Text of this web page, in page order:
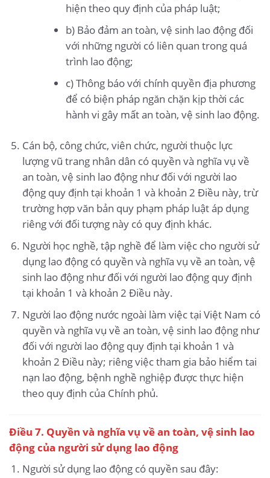
hiện theo quy định của pháp luật;
b) Bảo đảm an toàn, vệ sinh lao động đối
với những người có liên quan trong quá
trình lao động;
c) Thông báo với chính quyền địa phương
để có biện pháp ngăn chặn kịp thời các
hành vi gây mất an toàn, vệ sinh lao động.
Cán bộ, công chức, viên chức, người thuộc lực
lượng vũ trang nhân dân có quyền và nghĩa vụ về
an toàn, vệ sinh lao động như đối với người lao
động quy định tại khoản 1 và khoản 2 Điều này, trừ
trường hợp văn bản quy phạm pháp luật áp dụng
riêng với đối tượng này có quy định khác.
Người học nghề, tập nghề để làm việc cho người sử
dụng lao động có quyền và nghĩa vụ về an toàn, vệ
sinh lao động như đối với người lao động quy định
tại khoản 1 và khoản 2 Điều này.
Người lao động nước ngoài làm việc tại Việt Nam có
quyền và nghĩa vụ về an toàn, vệ sinh lao động như
đối với người lao động quy định tại khoản 1 và
khoản 2 Điều này; riêng việc tham gia bảo hiểm tai
nạn lao động, bệnh nghề nghiệp được thực hiện
theo quy định của Chính phủ.
Điều 7. Quyền và nghĩa vụ về an toàn, vệ sinh lao
động của người sử dụng lao động
Người sử dụng lao động có quyền sau đây: